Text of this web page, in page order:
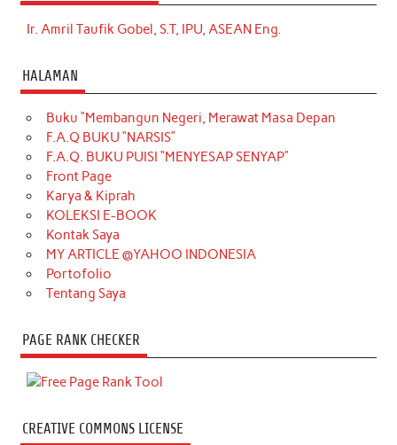
Ir. Amril Taufik Gobel, S.T, IPU, ASEAN Eng.
HALAMAN
Buku “Membangun Negeri, Merawat Masa Depan
F.A.Q BUKU “NARSIS”
F.A.Q. BUKU PUISI “MENYESAP SENYAP”
Front Page
Karya & Kiprah
KOLEKSI E-BOOK
Kontak Saya
MY ARTICLE @YAHOO INDONESIA
Portofolio
Tentang Saya
PAGE RANK CHECKER
CREATIVE COMMONS LICENSE